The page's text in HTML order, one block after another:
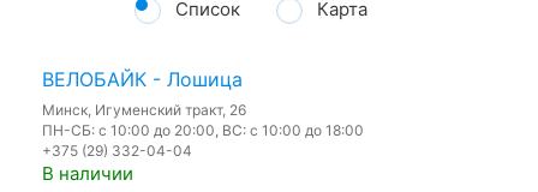
Список Карта
ВЕЛОБАЙК - Лошица
Минск, Игуменский тракт, 26
ПН-СБ: с 10:00 до 20:00, ВС: с 10:00 до 18:00
+375 (29) 332-04-04
В наличии